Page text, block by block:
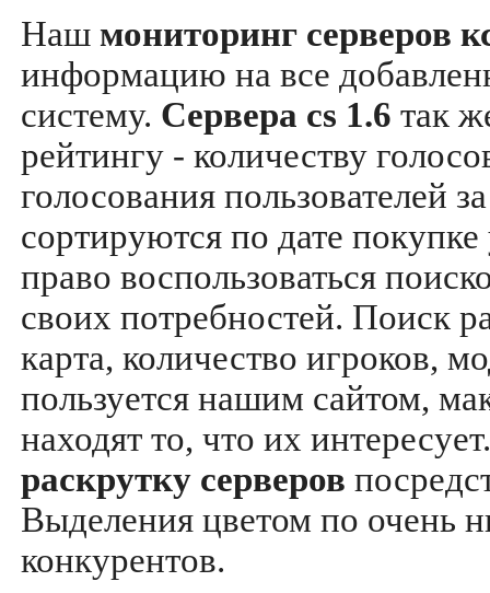
Наш мониторинг серверов
информацию на все
систему. Сервера cs 1.6 так
рейтингу - количеству
голосования пользователей
сортируются по дате
право воспользоваться
своих потребностей. Поиск
карта, количество игроков,
пользуется нашим сайтом,
находят то, что их
раскрутку серверов
Выделения цветом по очень
конкурентов.